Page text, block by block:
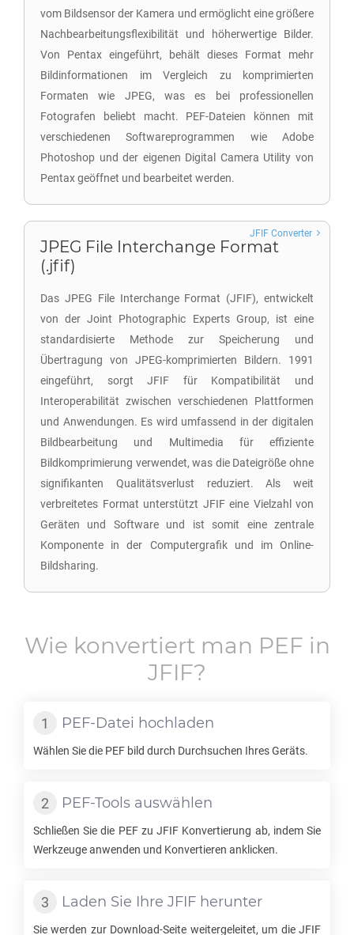
vom Bildsensor der Kamera und ermöglicht eine größere
Nachbearbeitungsflexibilität und höherwertige Bilder.
Von Pentax eingeführt, behält dieses Format mehr
Bildinformationen im Vergleich zu komprimierten
Formaten wie JPEG, was es bei professionellen
Fotografen beliebt macht. PEF-Dateien können mit
verschiedenen Softwareprogrammen wie Adobe
Photoshop und der eigenen Digital Camera Utility von
Pentax geöffnet und bearbeitet werden.
JPEG File Interchange Format
(.jfif)
Das JPEG File Interchange Format (JFIF), entwickelt
von der Joint Photographic Experts Group, ist eine
standardisierte Methode zur Speicherung und
Übertragung von JPEG-komprimierten Bildern. 1991
eingeführt, sorgt JFIF für Kompatibilität und
Interoperabilität zwischen verschiedenen Plattformen
und Anwendungen. Es wird umfassend in der digitalen
Bildbearbeitung und Multimedia für effiziente
Bildkomprimierung verwendet, was die Dateigröße ohne
signifikanten Qualitätsverlust reduziert. Als weit
verbreitetes Format unterstützt JFIF eine Vielzahl von
Geräten und Software und ist somit eine zentrale
Komponente in der Computergrafik und im Online-
Bildsharing.
JFIF Converter
Wie konvertiert man PEF in
JFIF?
PEF-Datei hochladen
Wählen Sie die PEF bild durch Durchsuchen Ihres Geräts.
PEF-Tools auswählen
Schließen Sie die PEFzuJFIF Konvertierung ab, indem Sie
Werkzeuge anwenden und Konvertieren anklicken.
Laden Sie Ihre JFIF herunter
Sie werden zur Download-Seite weitergeleitet, um die JFIF